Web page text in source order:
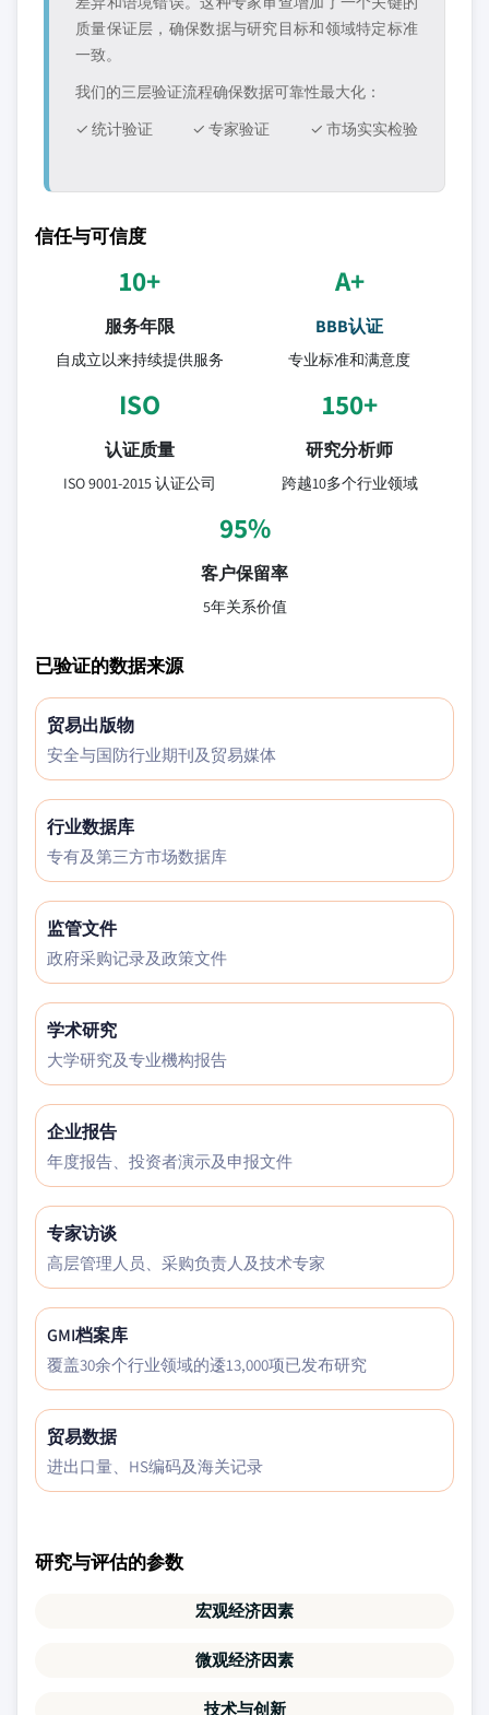
质量保证层，确保数据与研究目标和领域特定标准
一致。
我们的三层验证流程确保数据可靠性最大化：
✓ 统计验证
✓ 专家验证 ✓ 市场实实检验
信任与可信度
10+
服务年限
自成立以来持续提供服务
A+
BBB认证
专业标准和满意度
ISO
认证质量
ISO 9001-2015 认证公司
150+
研究分析师
跨越10多个行业领域
95%
客户保留率
5年关系价值
已验证的数据来源
贸易出版物
安全与国防行业期刊及贸易媒体
行业数据库
专有及第三方市场数据库
监管文件
政府采购记录及政策文件
学术研究
大学研究及专业機构报告
企业报告
年度报告、投资者演示及申报文件
专家访谈
高层管理人员、采购负责人及技术专家
GMI档案库
覆盖30余个行业领域的逶13,000项已发布研究
贸易数据
进出口量、HS编码及海关记录
研究与评估的参数
宏观经济因素
微观经济因素
技术与创新